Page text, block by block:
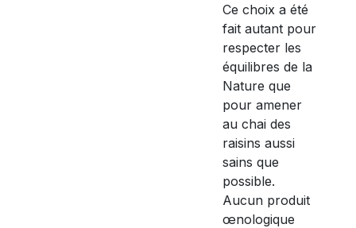
Ce choix a été
fait autant pour
respecter les
équilibres de la
Nature que
pour amener
au chai des
raisins aussi
sains que
possible.
Aucun produit
œnologique